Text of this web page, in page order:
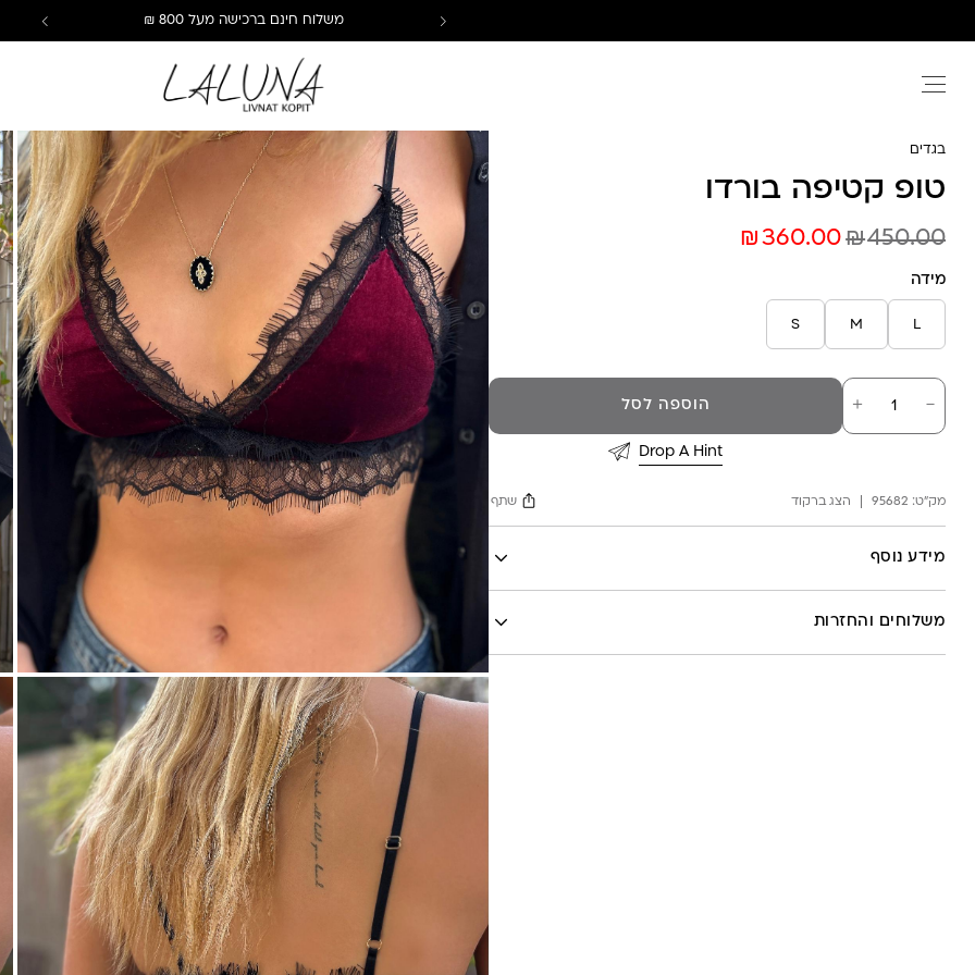
משלוח חינם ברכישה מעל 800 ₪
בגדים
טופ קטיפה בורדו
₪360.00₪450.00
מידה
M
S
－
כמות
של
טופ
＋ הוספה לסל
Drop A Hint
מק"ט: 95682 הצג ברקוד שתף
מידע נוסף
משלוחים והחזרות